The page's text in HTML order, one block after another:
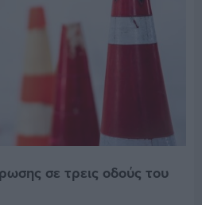
σε τρεις οδούς του